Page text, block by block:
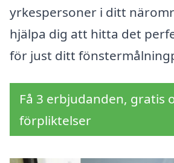
yrkespersoner i ditt
hjälpa dig att hitta det
för just ditt
Få 3 erbjudanden, gratis
förpliktelser